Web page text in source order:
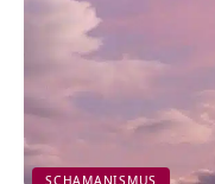
SCHAMANISMUS